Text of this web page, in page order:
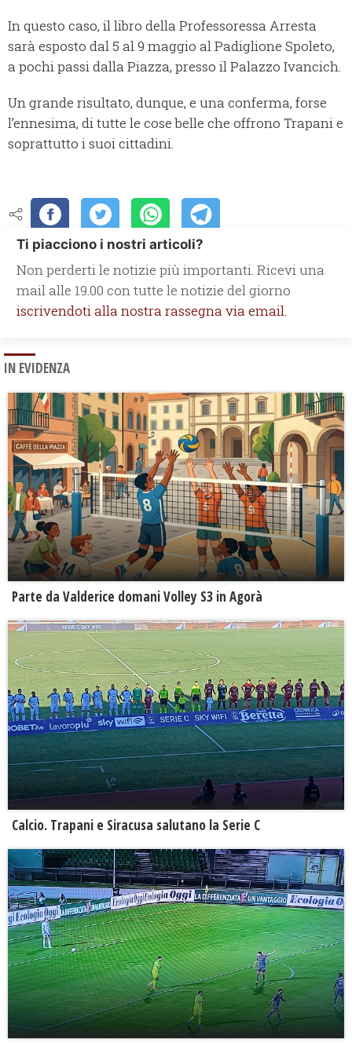
In questo caso, il libro della Professoressa Arresta
sarà esposto dal 5 al 9 maggio al Padiglione Spoleto,
a pochi passi dalla Piazza, presso il Palazzo Ivancich.
Un grande risultato, dunque, e una conferma, forse
l’ennesima, di tutte le cose belle che offrono Trapani e
soprattutto i suoi cittadini.
Ti piacciono i nostri articoli?
Non perderti le notizie più importanti. Ricevi una
mail alle 19.00 con tutte le notizie del giorno
iscrivendoti alla nostra rassegna via email.
IN EVIDENZA
Parte da Valderice domani Volley S3 in Agorà
Calcio. Trapani e Siracusa salutano la Serie C